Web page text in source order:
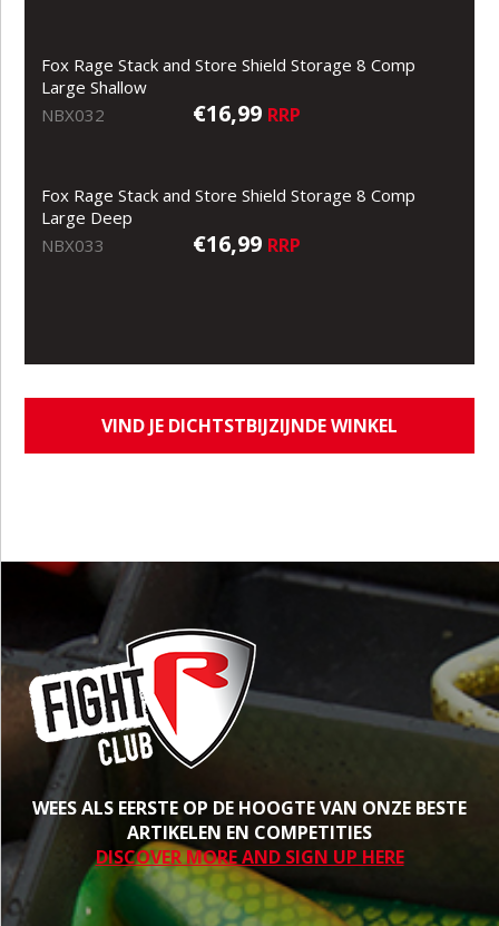
Fox Rage Stack and Store Shield Storage 8 Comp
Large Shallow
NBX032
€16,99 RRP
Fox Rage Stack and Store Shield Storage 8 Comp
Large Deep
NBX033
€16,99 RRP
VIND JE DICHTSTBIJZIJNDE WINKEL
WEES ALS EERSTE OP DE HOOGTE VAN ONZE BESTE
ARTIKELEN EN COMPETITIES
DISCOVER MORE AND SIGN UP HERE